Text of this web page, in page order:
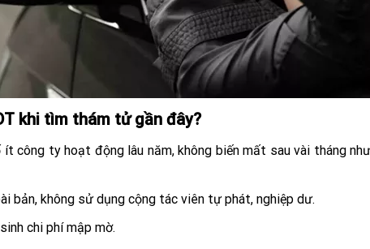
khi tìm thám tử gần đây?
công ty hoạt động lâu năm, không biến mất sau vài tháng
bản, không sử dụng cộng tác viên tự phát, nghiệp dư.
chi phí mập mờ.